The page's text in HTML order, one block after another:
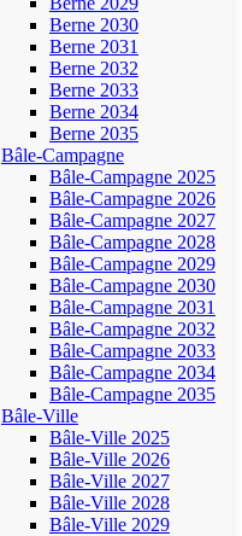
Berne 2030
Berne 2031
Berne 2032
Berne 2033
Berne 2034
Berne 2035
Bâle-Campagne
Bâle-Campagne 2025
Bâle-Campagne 2026
Bâle-Campagne 2027
Bâle-Campagne 2028
Bâle-Campagne 2029
Bâle-Campagne 2030
Bâle-Campagne 2031
Bâle-Campagne 2032
Bâle-Campagne 2033
Bâle-Campagne 2034
Bâle-Campagne 2035
Bâle-Ville
Bâle-Ville 2025
Bâle-Ville 2026
Bâle-Ville 2027
Bâle-Ville 2028
Bâle-Ville 2029